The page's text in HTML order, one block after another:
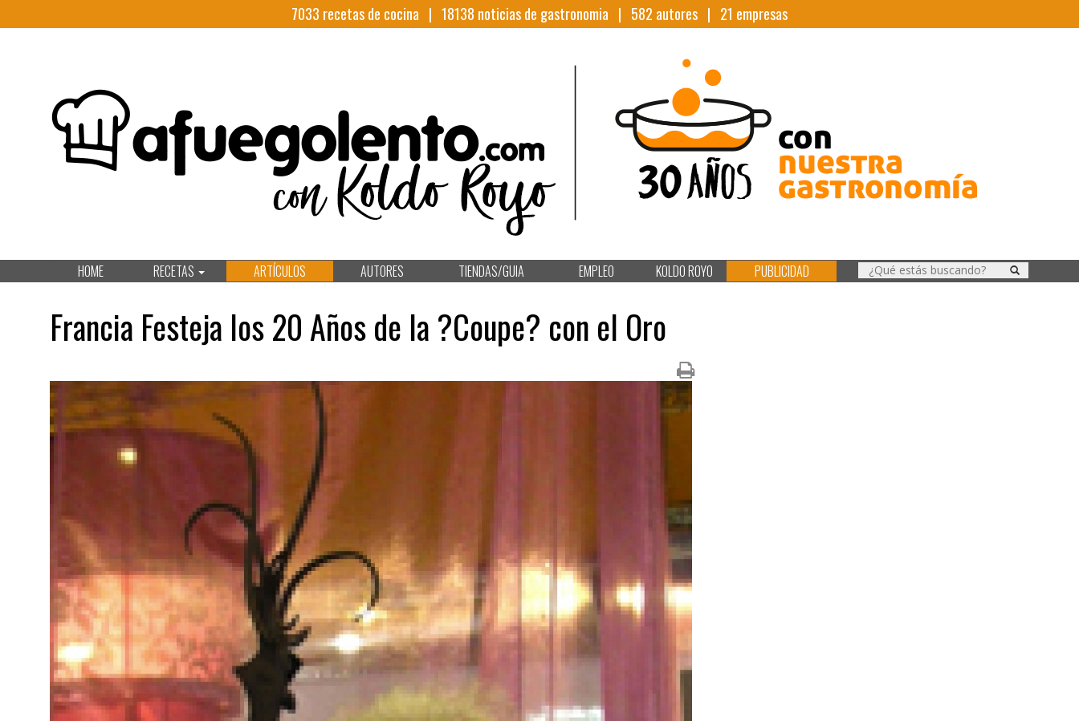
7033 recetas de cocina | 18138 noticias de gastronomia | 582 autores | 21 empresas
HOME RECETAS ARTÍCULOS AUTORES TIENDAS/GUIA EMPLEO KOLDO ROYO PUBLICIDAD
Francia Festeja los 20 Años de la ?Coupe? con el Oro